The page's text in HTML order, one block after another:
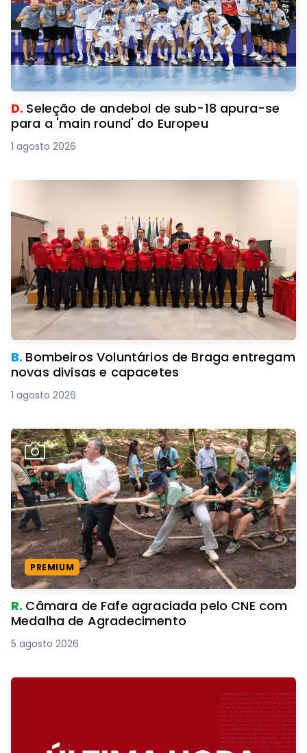
D. Seleção de andebol de sub-18 apura-se
para a 'main round' do Europeu
1 agosto 2026
B. Bombeiros Voluntários de Braga entregam
novas divisas e capacetes
1 agosto 2026
PREMIUM
R. Câmara de Fafe agraciada pelo CNE com
Medalha de Agradecimento
5 agosto 2026